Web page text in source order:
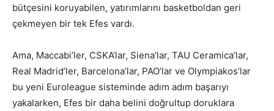
bütçesini koruyabilen, yatırımlarını basketboldan geri
çekmeyen bir tek Efes vardı.
Ama, Maccabi’ler, CSKA’lar, Siena’lar, TAU Ceramica’lar,
Real Madrid’ler, Barcelona’lar, PAO’lar ve Olympiakos’lar
bu yeni Euroleague sisteminde adım adım başarıyı
yakalarken, Efes bir daha belini doğrultup doruklara